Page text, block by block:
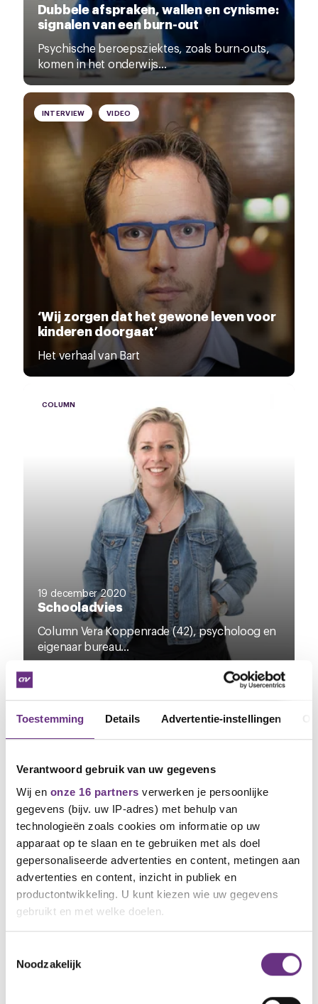
Toestemming Details Advertentie-instellingen
Verantwoord gebruik van uw gegevens
Wij en onze 16 partners verwerken je persoonlijke
gegevens (bijv. uw IP-adres) met behulp van
technologieën zoals cookies om informatie op uw
apparaat op te slaan en te gebruiken met als doel
gepersonaliseerde advertenties en content, metingen aan
advertenties en content, inzicht in publiek en
productontwikkeling. U kunt kiezen wie uw gegevens
gebruikt en met welke doelen.
Informatie verzamelen over uw geografische
Uw apparaat identificeren door het actief te
Noodzakelijk
Dubbele afspraken, wallen en cynisme:
signalen van een burn-out
Psychische beroepsziektes, zoals burn-outs,
komen in het onderwijs...
INTERVIEW VIDEO
‘Wij zorgen dat het gewone leven voor
kinderen doorgaat’
Het verhaal van Bart
COLUMN
19 december 2020
Schooladvies
Column Vera Koppenrade (42), psycholoog en
eigenaar bureau...
15 december 2020
Oproep voor voorbereidingstijd online
onderwijs gehonoreerd